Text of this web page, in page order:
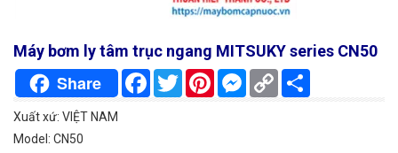
Máy bơm ly tâm trục ngang MITSUKY series CN50
Share FacebookTwitterPinterestMessenger
Copy
Link
Xuất xứ: VIỆT NAM
Model: CN50